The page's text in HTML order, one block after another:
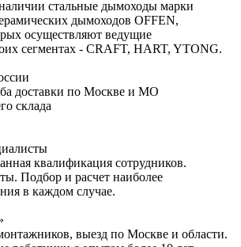
стальные дымоходы марки
дымоходов OFFEN,
осуществляют ведущие
сегментах - CRAFT, HART, YTONG.
доставки по Москве и МО
склада
квалификация сотрудников.
Подбор и расчет наиболее
в каждом случае.
выезд по Москве и области.